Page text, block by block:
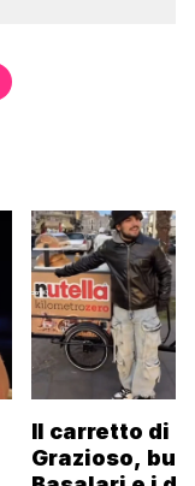
Il carretto di
Grazioso,